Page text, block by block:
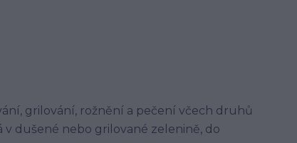
grilování, rožnění a pečení včech druhů
dušené nebo grilované zelenině, do